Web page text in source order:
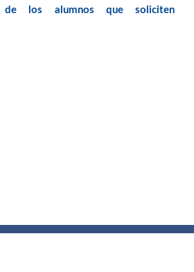
de los alumnos que soliciten